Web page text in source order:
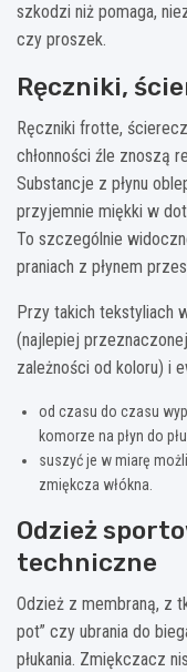
szkodzi niż pomaga,
czy proszek.
Ręczniki,
Ręczniki frotte,
chłonności źle znoszą
Substancje z płynu
przyjemnie miękki w
To szczególnie
praniach z płynem
Przy takich tekstyliach
(najlepiej
zależności od koloru) i
od czasu do czasu
komorze na płyn do
suszyć je w miarę
zmiękcza włókna.
Odzież
techniczne
Odzież z membraną, z
pot” czy ubrania do
płukania. Zmiękczacz